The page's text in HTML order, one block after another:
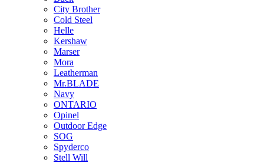
City Brother
Cold Steel
Helle
Kershaw
Marser
Mora
Leatherman
Mr.BLADE
Navy
ONTARIO
Opinel
Outdoor Edge
SOG
Spyderco
Stell Will